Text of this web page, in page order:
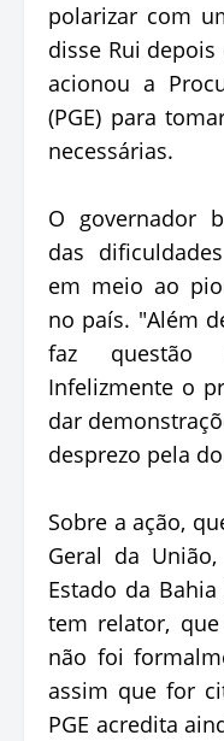
polarizar com
disse Rui
acionou a
(PGE) para
necessárias.
O governador
das
em meio ao
no país. "Além
faz questão
Infelizmente o
dar
desprezo pela
Sobre a ação,
Geral da
Estado da
tem relator,
não foi
assim que for
PGE acredita